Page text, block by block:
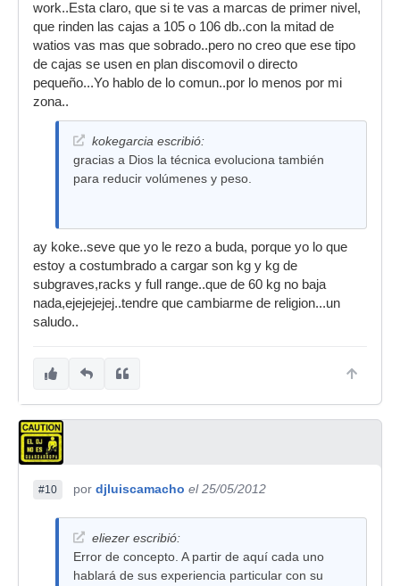
work..Esta claro, que si te vas a marcas de primer nivel,
que rinden las cajas a 105 o 106 db..con la mitad de
watios vas mas que sobrado..pero no creo que ese tipo
de cajas se usen en plan discomovil o directo
pequeño...Yo hablo de lo comun..por lo menos por mi
zona..
kokegarcia escribió:
gracias a Dios la técnica evoluciona también
para reducir volúmenes y peso.
ay koke..seve que yo le rezo a buda, porque yo lo que
estoy a costumbrado a cargar son kg y kg de
subgraves,racks y full range..que de 60 kg no baja
nada,ejejejejej..tendre que cambiarme de religion...un
saludo..
#10 por djluiscamacho el 25/05/2012
eliezer escribió:
Error de concepto. A partir de aquí cada uno
hablará de sus experiencia particular con su